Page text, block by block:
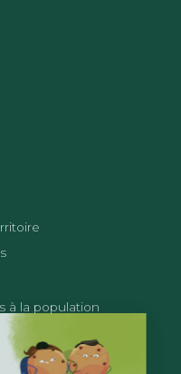
à la population